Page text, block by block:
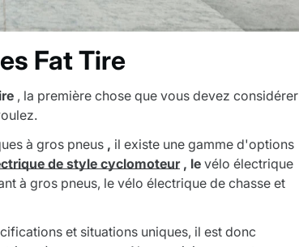
Fat Tire
, la première chose que vous devez considérer
à gros pneus , il existe une gamme d'options
de style cyclomoteur, le vélo électrique
à gros pneus, le vélo électrique de chasse et
et situations uniques, il est donc